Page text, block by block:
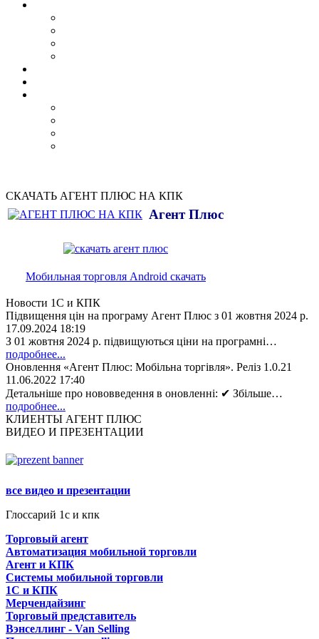
СКАЧАТЬ АГЕНТ ПЛЮС НА КПК
Агент Плюс
Мобильная торговля Android скачать
Новости 1С и КПК
Підвищення цін на програму Агент Плюс з 01 жовтня 2024 р.
17.09.2024 18:19
З 01 жовтня 2024 р. підвищуються ціни на програмні…
подробнее...
Оновлення «Агент Плюс: Мобільна торгівля». Реліз 1.0.21
11.06.2022 17:40
Детальніше про нововведення в оновленні: ✔ Збільше…
подробнее...
КЛИЕНТЫ АГЕНТ ПЛЮС
ВИДЕО И ПРЕЗЕНТАЦИИ
все видео и презентации
Глоссарий 1с и кпк
Торговый агент
Автоматизация мобильной торговли
Агент и КПК
Системы мобильной торговли
1C и КПК
Мерчендайзинг
Торговый представитель
Вэнселлинг - Van Selling